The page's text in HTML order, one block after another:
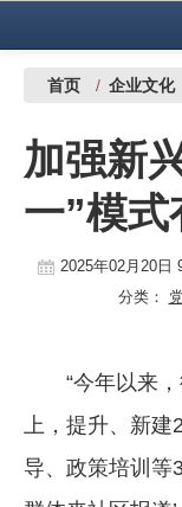
中国有色金属报社主办
铜镍铅锌
铝
稀有稀土
地矿 建设
首页 / 企业文化
加强新
一”模式
2025年02月20日
分类：
“今年以来
上，提升、新
导、政策培训等